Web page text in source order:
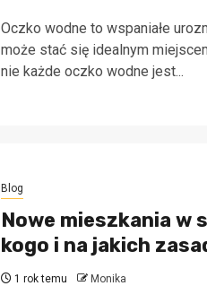
Oczko wodne to wspaniałe
może stać się idealnym
nie każde oczko wodne jest...
Blog
Nowe mieszkania w
kogo i na jakich
1 rok temu Monika